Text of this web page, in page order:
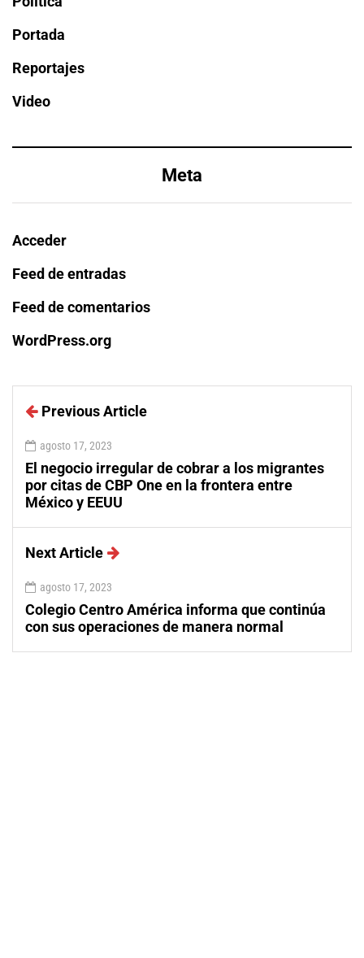
Portada
Reportajes
Video
Meta
Acceder
Feed de entradas
Feed de comentarios
WordPress.org
Previous Article
agosto 17, 2023
El negocio irregular de cobrar a los migrantes
por citas de CBP One en la frontera entre
México y EEUU
Next Article
agosto 17, 2023
Colegio Centro América informa que continúa
con sus operaciones de manera normal